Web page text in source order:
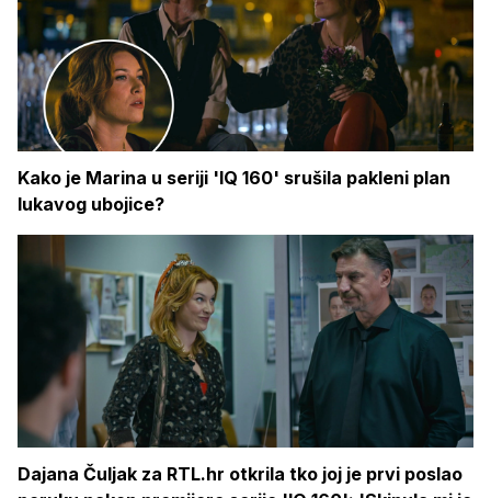
Kako je Marina u seriji 'IQ 160' srušila pakleni plan
lukavog ubojice?
Dajana Čuljak za RTL.hr otkrila tko joj je prvi poslao